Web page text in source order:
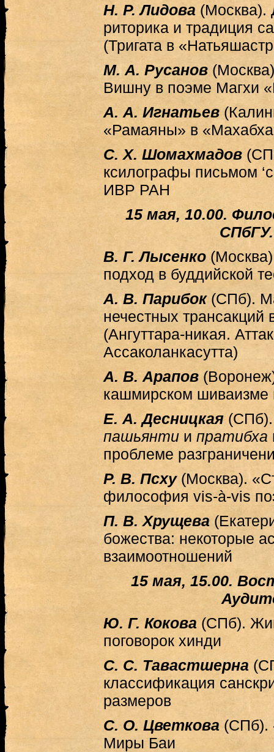
Н. Р. Лидова (Москва).
риторика и традиция
(Тригата в
М. А. Русанов
Вишну в поэме Магхи
А. А. Игнатьев
«Рамаяны» в
С. Х. Шомахмадов
ксилографы письмом
ИВР РАН
15 мая, 10.00.
В. Г. Лысенко
подход в буддийской
А. В. Парибок (СПб).
нечестных трансакций
(Ангуттара-никая.
Ассаколанкасутта)
А. В. Арапов
кашмирском шиваизме
Е. А. Десницкая
пашьянти и пратибха
проблеме
Р. В. Псху (Москва).
философия vis-à-vis
П. В. Хрущева
божества: некоторые
взаимоотношений
15 мая, 15.00.
Ю. Г. Кокова (СПб).
поговорок хинди
С. С. Тавастшерна
классификация
размеров
С. О. Цветкова (СПб).
Миры Баи